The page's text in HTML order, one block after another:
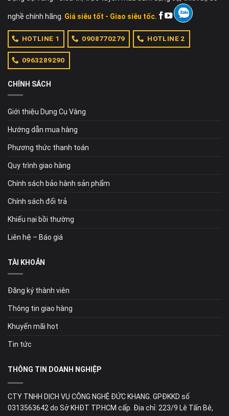
nghề chính hãng. Giá siêu tốt - Giao siêu tốc.
HOTLINE 1 0908770279 HOTLINE 2
0963289290
CHÍNH SÁCH
Giới thiệu Dụng Cụ Vàng
Hướng dẫn mua hàng
Phương thức thanh toán
Quy trình giao hàng
Chính sách bảo hành sản phẩm
Chính sách đổi trả
Khiếu nại bồi thường
Liên hệ – Báo giá
TÀI KHOẢN
Đăng ký thành viên
Thông tin giao hàng
Khuyến mãi hot
Tin tức
THÔNG TIN DOANH NGHIỆP
CTY TNHH DỊCH VỤ CÔNG NGHỆ ĐỨC KHANG. GPĐKKD số
0313563642 do Sở KHĐT TP.HCM cấp. Địa chỉ: 223/9 Lê Tấn Bê,